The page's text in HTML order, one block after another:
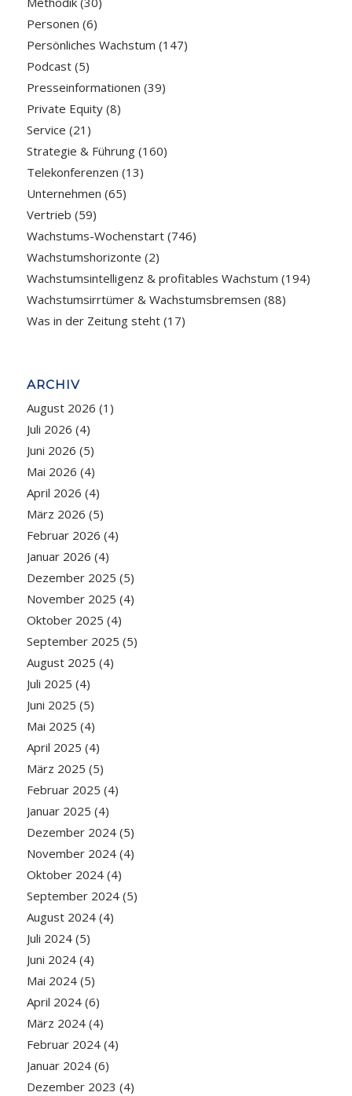
Personen (6)
Persönliches Wachstum (147)
Podcast(5)
Presseinformationen (39)
Private Equity(8)
Service (21)
Strategie & Führung(160)
Telekonferenzen (13)
Unternehmen (65)
Vertrieb (59)
Wachstums-Wochenstart(746)
Wachstumshorizonte (2)
Wachstumsintelligenz & profitables Wachstum (194)
Wachstumsirrtümer & Wachstumsbremsen (88)
Was in der Zeitung steht(17)
ARCHIV
August 2026 (1)
Juli 2026 (4)
Juni 2026 (5)
Mai 2026 (4)
April 2026 (4)
März 2026 (5)
Februar 2026 (4)
Januar 2026 (4)
Dezember 2025 (5)
November 2025 (4)
Oktober 2025 (4)
September 2025 (5)
August 2025 (4)
Juli 2025 (4)
Juni 2025 (5)
Mai 2025 (4)
April 2025 (4)
März 2025 (5)
Februar 2025 (4)
Januar 2025 (4)
Dezember 2024(5)
November 2024(4)
Oktober 2024(4)
September 2024(5)
August 2024(4)
Juli 2024(5)
Juni 2024(4)
Mai 2024(5)
April 2024(6)
März 2024(4)
Februar 2024(4)
Januar 2024(6)
Dezember 2023 (4)